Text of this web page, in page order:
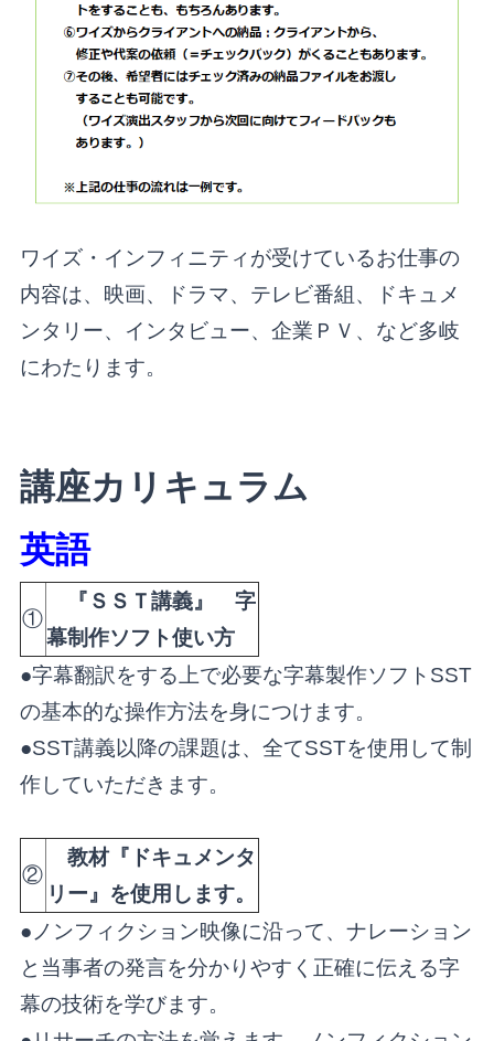
ワイズ・インフィニティが受けているお仕事の
内容は、映画、ドラマ、テレビ番組、ドキュメ
ンタリー、インタビュー、企業ＰＶ、など多岐
にわたります。
講座カリキュラム
英語
①
『ＳＳＴ講義』 字
幕制作ソフト使い方
●字幕翻訳をする上で必要な字幕製作ソフトSST
の基本的な操作方法を身につけます。
●SST講義以降の課題は、全てSSTを使用して制
作していただきます。
②
教材『ドキュメンタ
リー』を使用します。
●ノンフィクション映像に沿って、ナレーション
と当事者の発言を分かりやすく正確に伝える字
幕の技術を学びます。